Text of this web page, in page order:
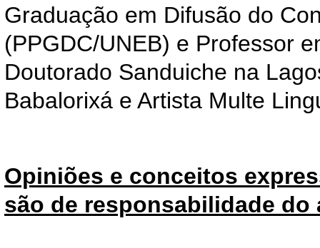
Graduação em Difusão do
(PPGDC/UNEB) e Professor
Doutorado Sanduiche na
Babalorixá e Artista Multe
Opiniões e conceitos
são de responsabilidade do